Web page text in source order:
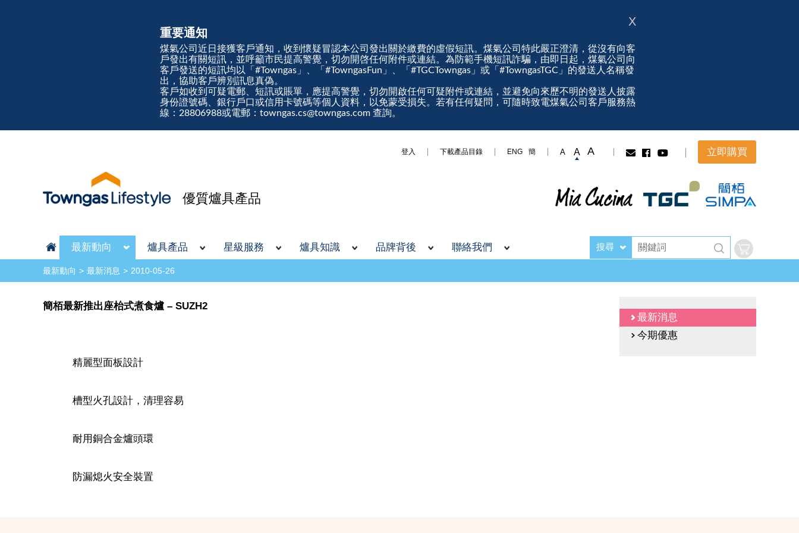
重要通知
煤氣公司近日接獲客戶通知，收到懷疑冒認本公司發出關於繳費的虛假短訊。煤氣公司特此嚴正澄清，從沒有向客
戶發出有關短訊，並呼籲市民提高警覺，切勿開啓任何附件或連結。為防範手機短訊詐騙，由即日起，煤氣公司向
客戶發送的短訊均以「#Towngas」、「#TowngasFun」、「#TGCTowngas」或「#TowngasTGC」的發送人名稱發
出，協助客戶辨別訊息真偽。
客戶如收到可疑電郵、短訊或賬單，應提高警覺，切勿開啟任何可疑附件或連結，並避免向來歷不明的發送人披露
身份證號碼、銀行戶口或信用卡號碼等個人資料，以免蒙受損失。若有任何疑問，可隨時致電煤氣公司客戶服務熱
線：28806988或電郵：towngas.cs@towngas.com 查詢。
X
登入 下載產品目錄 ENG 簡 A A A 立即購買
優質爐具產品
最新動向 爐具產品 星級服務 爐具知識 品牌背後 聯絡我們 搜尋
最新動向 最新消息 2010-05-26
簡栢最新推出座枱式煮食爐 – SUZH2
精麗型面板設計
槽型火孔設計，清理容易
耐用銅合金爐頭環
防漏熄火安全裝置
最新消息
今期優惠